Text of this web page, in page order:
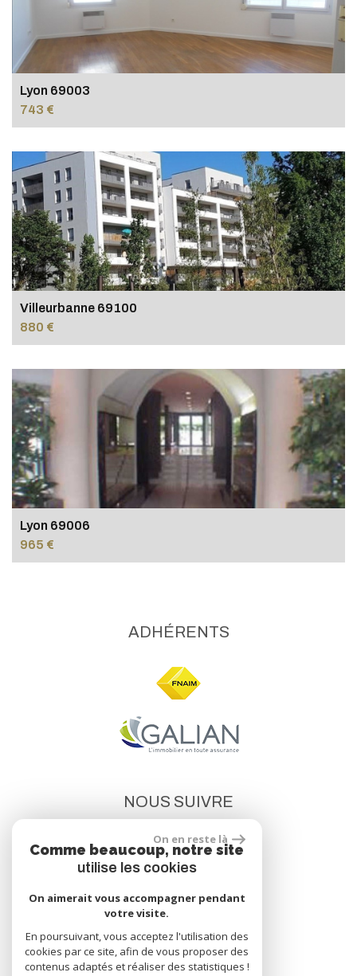
Lyon 69003
743 €
Villeurbanne 69100
880 €
Lyon 69006
965 €
NOUS SUIVRE
ADHÉRENTS
On en reste là
Comme beaucoup, notre site
utilise les cookies
On aimerait vous accompagner pendant
votre visite.
En poursuivant, vous acceptez l'utilisation des
cookies par ce site, afin de vous proposer des
contenus adaptés et réaliser des statistiques !